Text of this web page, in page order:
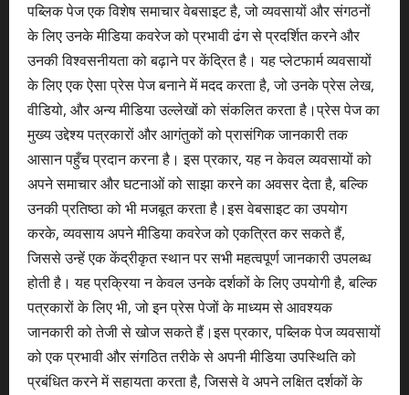
पब्लिक पेज एक विशेष समाचार वेबसाइट है, जो व्यवसायों और संगठनों
के लिए उनके मीडिया कवरेज को प्रभावी ढंग से प्रदर्शित करने और
उनकी विश्वसनीयता को बढ़ाने पर केंद्रित है। यह प्लेटफार्म व्यवसायों
के लिए एक ऐसा प्रेस पेज बनाने में मदद करता है, जो उनके प्रेस लेख,
वीडियो, और अन्य मीडिया उल्लेखों को संकलित करता है।प्रेस पेज का
मुख्य उद्देश्य पत्रकारों और आगंतुकों को प्रासंगिक जानकारी तक
आसान पहुँच प्रदान करना है। इस प्रकार, यह न केवल व्यवसायों को
अपने समाचार और घटनाओं को साझा करने का अवसर देता है, बल्कि
उनकी प्रतिष्ठा को भी मजबूत करता है।इस वेबसाइट का उपयोग
करके, व्यवसाय अपने मीडिया कवरेज को एकत्रित कर सकते हैं,
जिससे उन्हें एक केंद्रीकृत स्थान पर सभी महत्वपूर्ण जानकारी उपलब्ध
होती है। यह प्रक्रिया न केवल उनके दर्शकों के लिए उपयोगी है, बल्कि
पत्रकारों के लिए भी, जो इन प्रेस पेजों के माध्यम से आवश्यक
जानकारी को तेजी से खोज सकते हैं।इस प्रकार, पब्लिक पेज व्यवसायों
को एक प्रभावी और संगठित तरीके से अपनी मीडिया उपस्थिति को
प्रबंधित करने में सहायता करता है, जिससे वे अपने लक्षित दर्शकों के